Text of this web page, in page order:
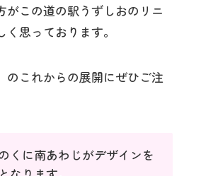
ご案内
合わせ
この道の駅うずしおのリニ
思っております。
のこれからの展開にぜひご注
くに南あわじがデザインを